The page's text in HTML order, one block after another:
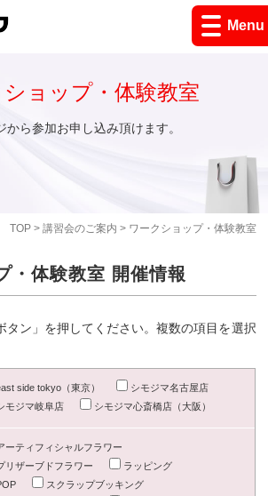
Menu
TOP> 講習会のご案内 > ワークショップ・体験教室
ショップ・体験教室
から参加お申し込み頂けます。
・体験教室 開催情報
タン」を押してください。複数の項目を選択
side tokyo（東京）
シモジマ名古屋店
モジマ岐阜店
シモジマ心斎橋店（大阪）
ーティフィシャルフラワー
リザーブドフラワー
ラッピング
スクラップブッキング